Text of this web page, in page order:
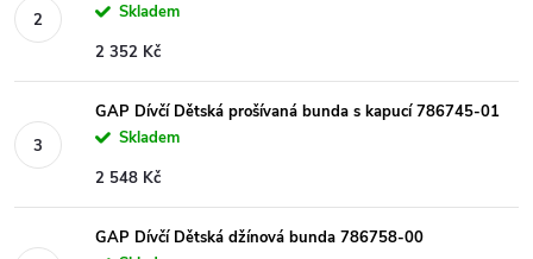
Skladem
2 352 Kč
GAP Dívčí Dětská prošívaná bunda s kapucí 786745-01
Skladem
2 548 Kč
GAP Dívčí Dětská džínová bunda 786758-00